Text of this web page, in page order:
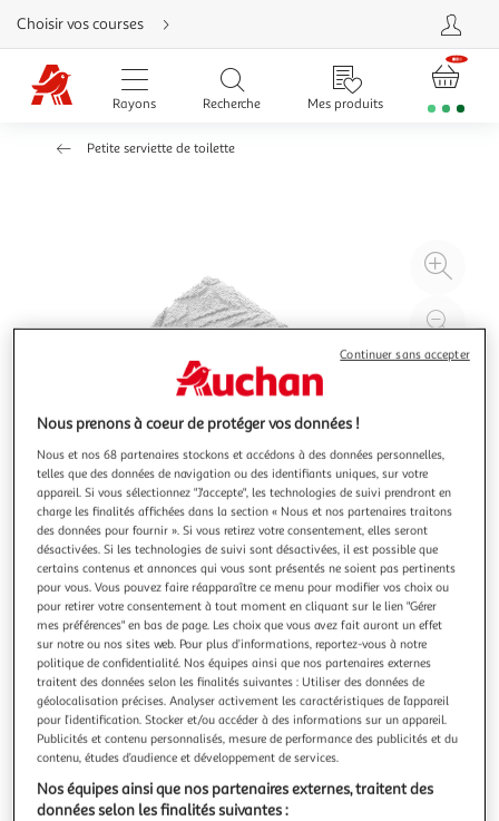
Aller
directement
au
contenu
Aller
directement
Aller
Choisir vos courses
Rayons Recherche Mes produits
Petite serviette de toilette
à
Illustration
précédente
Illustration
suivante
DOUCEUR D'INTÉRIEUR
Serviette d'invité madeira 30x50cm gris clair
Informations Techniques : Dimensions : L. 50 x l. 30 cm
Matière : 100% Coton Spécificités : Pratique & Utile
Serviette d'invité unie Jacquard ciselé Label Oeko-Tex
Forme rectangulaire Entretien : Lavage à 40° Séchage
modéré Repassage à 150° Poids : 0,07 kg Couleur : Gris
Clair
En savoir +
Vous voulez connaître le prix de ce produit ?
Afficher le prix
Nous prenons à coeur de protéger vos données !
Nous et nos 68 partenaires stockons et accédons à des données personnelles,
telles que des données de navigation ou des identifiants uniques, sur votre
appareil. Si vous sélectionnez "J'accepte", les technologies de suivi prendront en
charge les finalités affichées dans la section « Nous et nos partenaires traitons
des données pour fournir ». Si vous retirez votre consentement, elles seront
désactivées. Si les technologies de suivi sont désactivées, il est possible que
certains contenus et annonces qui vous sont présentés ne soient pas pertinents
pour vous. Vous pouvez faire réapparaître ce menu pour modifier vos choix ou
pour retirer votre consentement à tout moment en cliquant sur le lien "Gérer
mes préférences" en bas de page. Les choix que vous avez fait auront un effet
sur notre ou nos sites web. Pour plus d’informations, reportez-vous à notre
politique de confidentialité. Nos équipes ainsi que nos partenaires externes
traitent des données selon les finalités suivantes : Utiliser des données de
géolocalisation précises. Analyser activement les caractéristiques de l’appareil
pour l’identification. Stocker et/ou accéder à des informations sur un appareil.
Publicités et contenu personnalisés, mesure de performance des publicités et du
contenu, études d’audience et développement de services.
Nos équipes ainsi que nos partenaires externes, traitent des
données selon les finalités suivantes :
Continuer sans accepter